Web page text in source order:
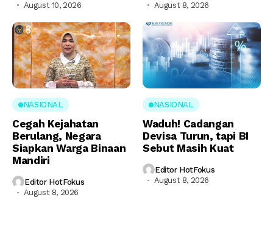
August 10, 2026
August 8, 2026
NASIONAL
Cegah Kejahatan
Berulang, Negara
Siapkan Warga Binaan
Mandiri
Editor HotFokus
August 8, 2026
NASIONAL
Waduh! Cadangan
Devisa Turun, tapi BI
Sebut Masih Kuat
Editor HotFokus
August 8, 2026